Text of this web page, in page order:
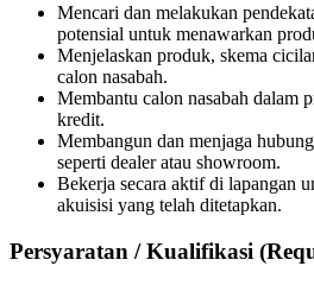
Mencari dan melakukan
potensial untuk menawarkan
Menjelaskan produk, skema
calon nasabah.
Membantu calon nasabah dalam
kredit.
Membangun dan menjaga
seperti dealer atau showroom.
Bekerja secara aktif di lapangan
akuisisi yang telah ditetapkan.
Persyaratan / Kualifikasi